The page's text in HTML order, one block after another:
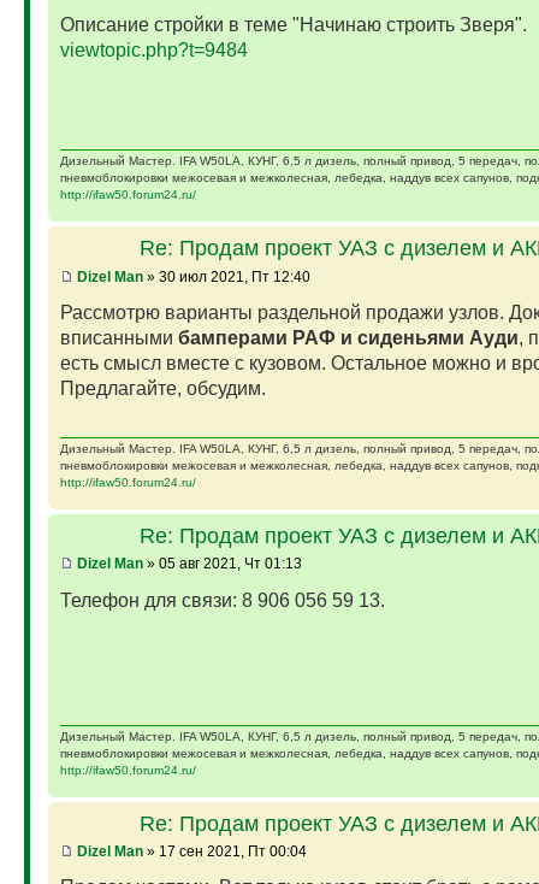
Описание стройки в теме "Начинаю строить Зверя".
viewtopic.php?t=9484
Дизельный Мастер. IFA W50LA, КУНГ, 6,5 л дизель, полный привод, 5 передач,
пневмоблокировки межосевая и межколесная, лебедка, наддув всех сапунов,
http://ifaw50.forum24.ru/
Re: Продам проект УАЗ с дизелем и
Dizel Man» 30 июл 2021, Пт 12:40
Рассмотрю варианты раздельной продажи узлов.
вписанными бамперами РАФ и сиденьями Ауди,
есть смысл вместе с кузовом. Остальное можно и
Предлагайте, обсудим.
Дизельный Мастер. IFA W50LA, КУНГ, 6,5 л дизель, полный привод, 5 передач,
пневмоблокировки межосевая и межколесная, лебедка, наддув всех сапунов,
http://ifaw50.forum24.ru/
Re: Продам проект УАЗ с дизелем и
Dizel Man» 05 авг 2021, Чт 01:13
Телефон для связи: 8 906 056 59 13.
Дизельный Мастер. IFA W50LA, КУНГ, 6,5 л дизель, полный привод, 5 передач,
пневмоблокировки межосевая и межколесная, лебедка, наддув всех сапунов,
http://ifaw50.forum24.ru/
Re: Продам проект УАЗ с дизелем и
Dizel Man» 17 сен 2021, Пт 00:04